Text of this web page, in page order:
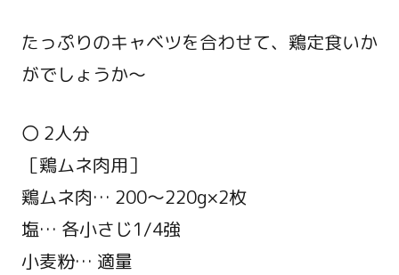
たっぷりのキャベツを合わせて、鶏定食いか
がでしょうか～
〇 2人分
［鶏ムネ肉用］
鶏ムネ肉… 200～220g×2枚
塩… 各小さじ1/4強
小麦粉… 適量